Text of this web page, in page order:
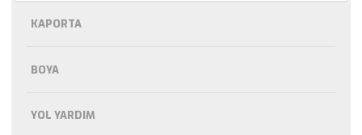
KAPORTA
BOYA
YOL YARDIM